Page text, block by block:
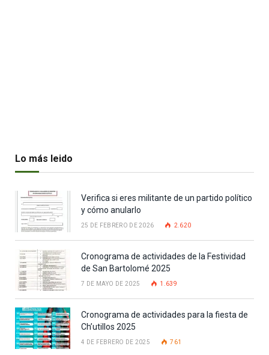
Lo más leido
Verifica si eres militante de un partido político
y cómo anularlo
25 DE FEBRERO DE 2026 2.620
Cronograma de actividades de la Festividad
de San Bartolomé 2025
7 DE MAYO DE 2025 1.639
Cronograma de actividades para la fiesta de
Ch’utillos 2025
4 DE FEBRERO DE 2025 761